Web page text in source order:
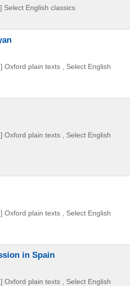
Select English classics
Oxford plain texts , Select English
Oxford plain texts , Select English
Oxford plain texts , Select English
in Spain
Oxford plain texts , Select English